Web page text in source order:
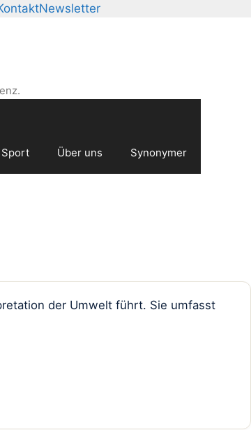
Newsletter
Sport Über uns Synonymer
der Umwelt führt. Sie umfasst